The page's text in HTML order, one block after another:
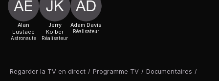
Regarder la TV en direct / Programme TV / Documentaires /
Alan
Eustace
Astronaute
Jerry
Kolber
Réalisateur
Adam Davis
Réalisateur